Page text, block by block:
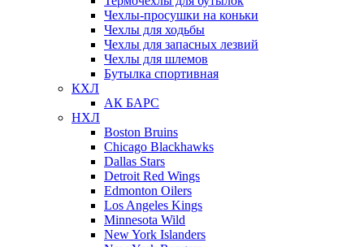
Чехлы-просушки на коньки
Чехлы для ходьбы
Чехлы для запасных лезвий
Чехлы для шлемов
Бутылка спортивная
КХЛ
АК БАРС
НХЛ
Boston Bruins
Chicago Blackhawks
Dallas Stars
Detroit Red Wings
Edmonton Oilers
Los Angeles Kings
Minnesota Wild
New York Islanders